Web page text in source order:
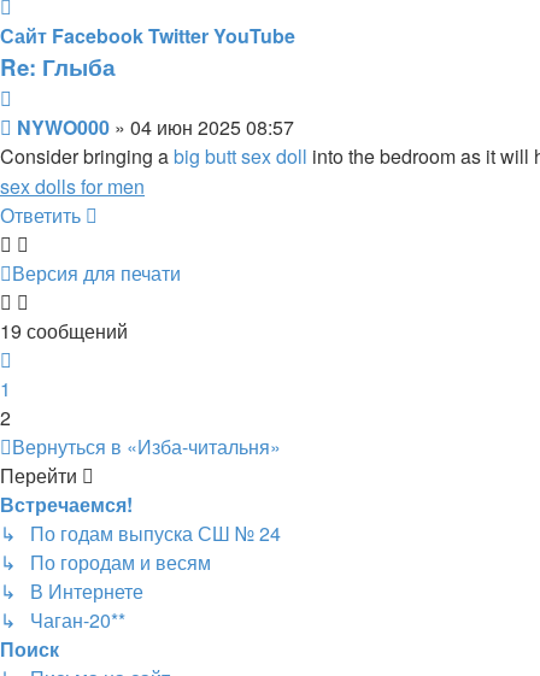
информация
пользователя
Сайт FacebookTwitterYouTube
Re: Глыба
Сообщение
NYWO000 » 04 июн 2025 08:57
Consider bringing abig butt sex doll into the bedroom as it will
sex dolls for men
Ответить
Версия для печати
19 сообщений
1
2
Вернуться в «Изба-читальня»
Перейти
Встречаемся!
↳ По годам выпуска СШ № 24
↳ По городам и весям
↳ В Интернете
↳ Чаган-20**
Поиск